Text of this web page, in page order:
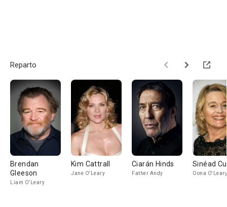
Reparto
Brendan
Gleeson
Liam O'Leary
Kim Cattrall
Jane O'Leary
Ciarán Hinds
Father Andy
Sinéad
Oona O'Leary